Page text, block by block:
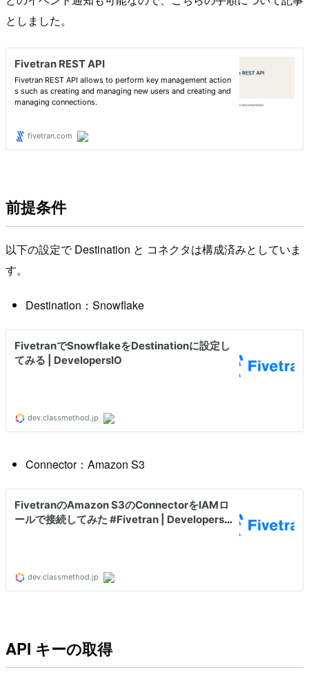
としました。
前提条件
以下の設定で Destination と コネクタは構成済みとしていま
す。
Destination：Snowflake
Connector：Amazon S3
API キーの取得